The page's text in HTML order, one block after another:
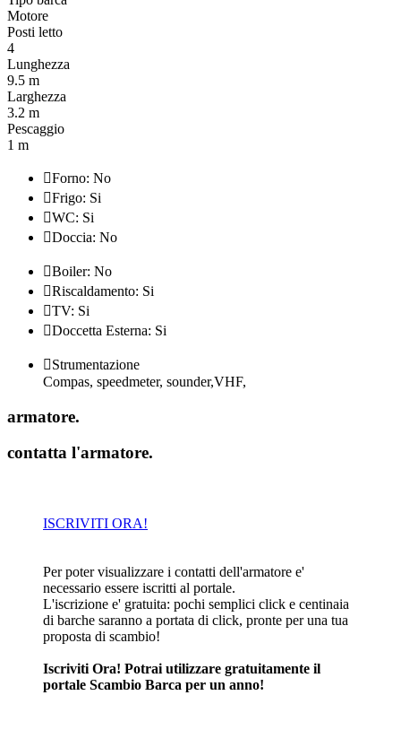
Motore
Posti letto
4
Lunghezza
9.5 m
Larghezza
3.2 m
Pescaggio
1 m
Forno: No
Frigo: Si
WC: Si
Doccia: No
Boiler: No
Riscaldamento: Si
TV: Si
Doccetta Esterna: Si
Strumentazione
Compas, speedmeter, sounder,VHF,
armatore.
contatta l'armatore.
ISCRIVITI ORA!
Per poter visualizzare i contatti dell'armatore e'
necessario essere iscritti al portale.
L'iscrizione e' gratuita: pochi semplici click e centinaia
di barche saranno a portata di click, pronte per una tua
proposta di scambio!
Iscriviti Ora! Potrai utilizzare gratuitamente il
portale Scambio Barca per un anno!